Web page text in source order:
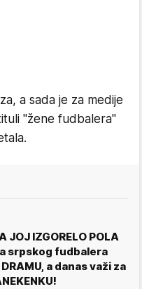
a sada je za medije
"žene fudbalera"
JOJ IZGORELO POLA
srpskog fudbalera
a danas važi za